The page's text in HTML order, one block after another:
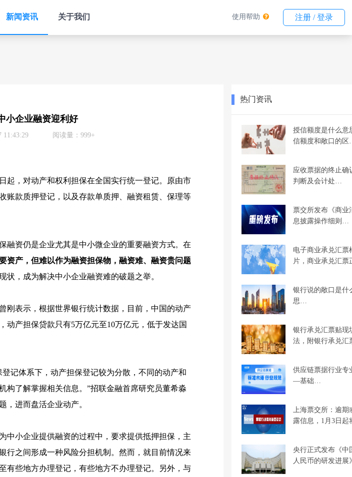
新闻资讯 关于我们 使用帮助 注册 / 登录
小企业融资迎利好
11:43:29 阅读量：999+
起，对动产和权利担保在全国实行统一登记。原由市
账款质押登记，以及存款单质押、融资租赁、保理等
资仍是企业尤其是中小微企业的重要融资方式。在
资产，但难以作为融资担保物，融资难、融资贵问题
，成为解决中小企业融资难的破题之举。
表示，根据世界银行统计数据，目前，中国的动产
动产担保贷款只有5万亿元至10万亿元，低于发达国
记体系下，动产担保登记较为分散，不同的动产和
构了解掌握相关信息。”招联金融首席研究员董希淼
，进而盘活企业动产。
小企业提供融资的过程中，要求提供抵押担保，主
行之间形成一种风险分担机制。然而，就目前情况来
有些地方办理登记，有些地方不办理登记。另外，与
热门资讯
授信额度是什么意
信额度和敞口的
应收票据的终止确
判断及会计处…
票交所发布《商业
息披露操作细则…
电子商业承兑汇票
片，商业承兑汇
银行说的敞口是什
思…
银行承兑汇票贴现
法，附银行承兑
供应链票据行业专
—基础…
上海票交所：逾期
露信息，1月3日
央行正式发布《中
人民币的研发进